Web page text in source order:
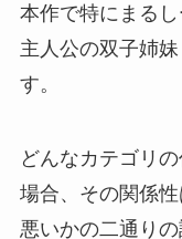
本作で特にまるし
主人公の双子姉
す。
どんなカテゴリ
場合、その関係
悪いかの二通り